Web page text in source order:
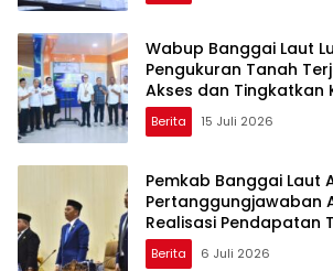
Wabup Banggai Laut
Pengukuran Tanah
Akses dan Tingkatkan
Berita 15 Juli 2026
Pemkab Banggai Laut
Pertanggungjawaban
Realisasi Pendapatan
Persen
Berita 6 Juli 2026